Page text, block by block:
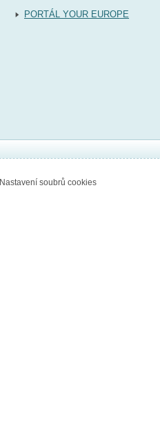
PORTÁL YOUR EUROPE
Nastavení soubrů cookies